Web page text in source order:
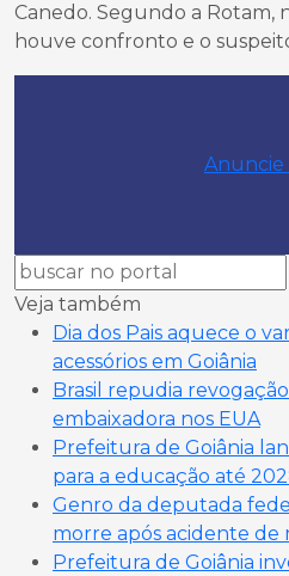
Canedo. Segundo a Rotam,
houve confronto e o
Anuncie
Veja também
Dia dos Pais aquece o
acessórios em Goiânia
Brasil repudia
embaixadora nos EUA
Prefeitura de Goiânia
para a educação até
Genro da deputada
morre após acidente de
Prefeitura de Goiânia